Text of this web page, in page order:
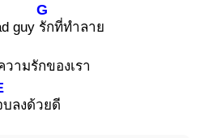
guy
G
รักที่ทำลาย
ามรักของเรา
บลงด้วยดี